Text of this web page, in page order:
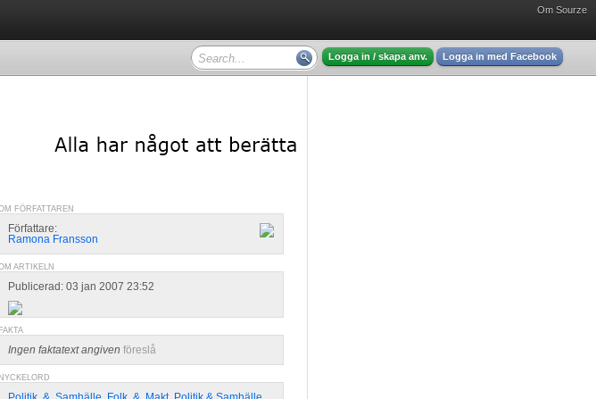
Om Sourze
Logga in / skapa anv. Logga in med Facebook
FÖRFATTAREN
Författare:
Ramona Fransson
ARTIKELN
Publicerad: 03 jan 2007 23:52
FAKTA
Ingen faktatext angiven föreslå
NYCKELORD